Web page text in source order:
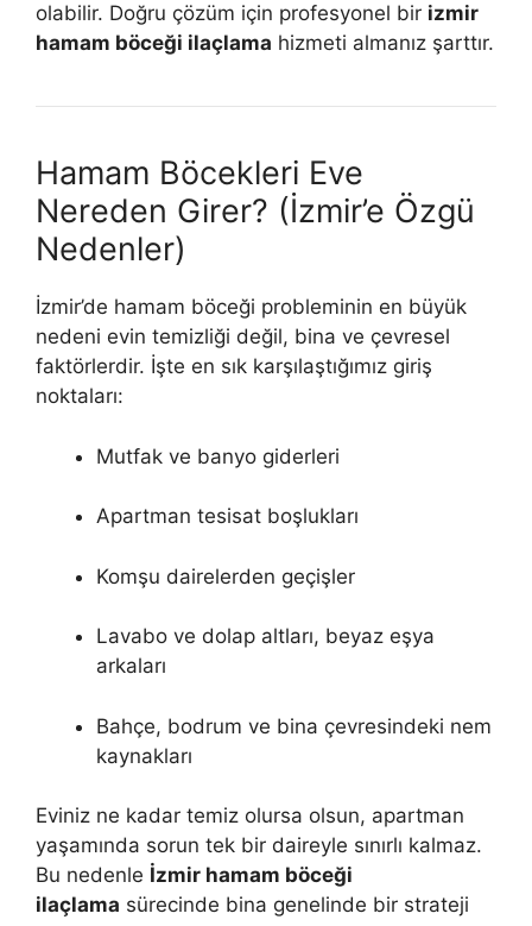
olabilir. Doğru çözüm için profesyonel bir izmir
hamam böceği ilaçlama hizmeti almanız şarttır.
Hamam Böcekleri Eve
Nereden Girer? (İzmir’e Özgü
Nedenler)
İzmir’de hamam böceği probleminin en büyük
nedeni evin temizliği değil, bina ve çevresel
faktörlerdir. İşte en sık karşılaştığımız giriş
noktaları:
Mutfak ve banyo giderleri
Apartman tesisat boşlukları
Komşu dairelerden geçişler
Lavabo ve dolap altları, beyaz eşya
arkaları
Bahçe, bodrum ve bina çevresindeki nem
kaynakları
Eviniz ne kadar temiz olursa olsun, apartman
yaşamında sorun tek bir daireyle sınırlı kalmaz.
Bu nedenle İzmir hamam böceği
ilaçlama sürecinde bina genelinde bir strateji